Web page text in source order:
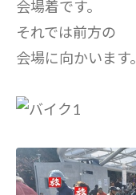
会場着です。
それでは前方の
会場に向かいます。